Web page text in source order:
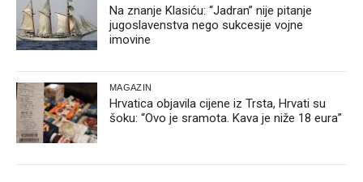
Na znanje Klasiću: “Jadran” nije pitanje
jugoslavenstva nego sukcesije vojne
imovine
MAGAZIN
Hrvatica objavila cijene iz Trsta, Hrvati su
šoku: “Ovo je sramota. Kava je niže 18 eura”